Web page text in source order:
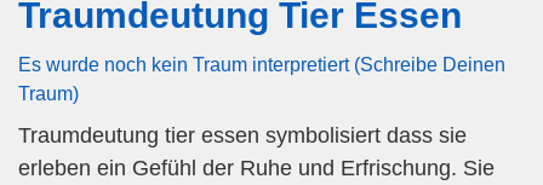
Traumdeutung Tier Essen
Es wurde noch kein Traum interpretiert (Schreibe Deinen
Traum)
Traumdeutung tier essen symbolisiert dass sie
erleben ein Gefühl der Ruhe und Erfrischung. Sie